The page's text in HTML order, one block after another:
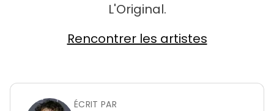
L'Original.
Rencontrer les artistes
ÉCRIT PAR